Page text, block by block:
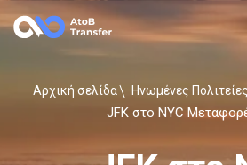
Αρχική σελίδα Ηνωμένες